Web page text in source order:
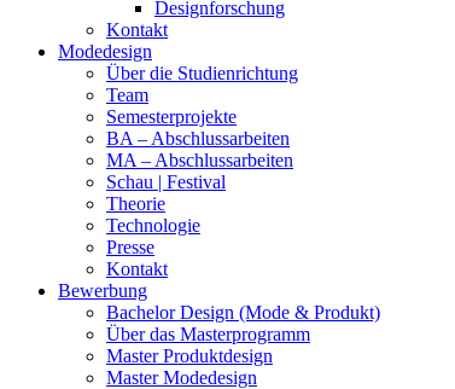
Designforschung
Kontakt
Modedesign
Über die Studienrichtung
Team
Semesterprojekte
BA – Abschlussarbeiten
MA – Abschlussarbeiten
Schau | Festival
Theorie
Technologie
Presse
Kontakt
Bewerbung
Bachelor Design (Mode & Produkt)
Über das Masterprogramm
Master Produktdesign
Master Modedesign